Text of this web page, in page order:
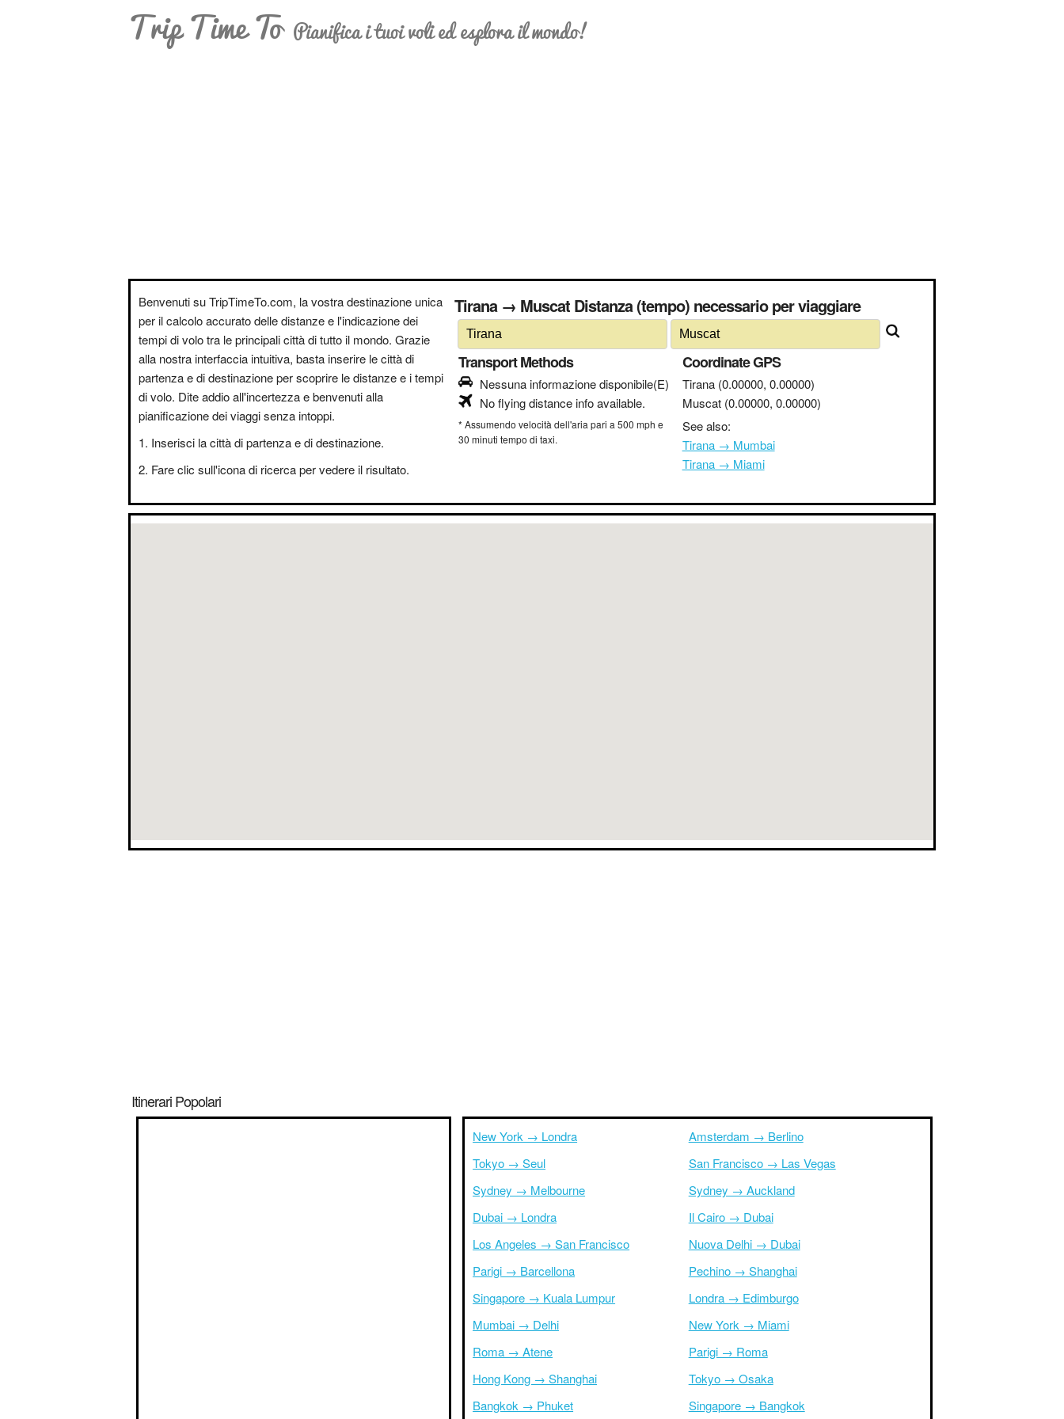
Trip Time To Pianifica i tuoi voli ed esplora il mondo!
Benvenuti su TripTimeTo.com, la vostra destinazione unica
per il calcolo accurato delle distanze e l'indicazione dei
tempi di volo tra le principali città di tutto il mondo. Grazie
alla nostra interfaccia intuitiva, basta inserire le città di
partenza e di destinazione per scoprire le distanze e i tempi
di volo. Dite addio all'incertezza e benvenuti alla
pianificazione dei viaggi senza intoppi.
Inserisci la città di partenza e di destinazione.
Fare clic sull'icona di ricerca per vedere il risultato.
Tirana → Muscat Distanza (tempo) necessario per viaggiare
Transport Methods
Nessuna informazione disponibile(E)
No flying distance info available.
* Assumendo velocità dell'aria pari a 500 mph e
30 minuti tempo di taxi.
Coordinate GPS
Tirana (0.00000, 0.00000)
Muscat (0.00000, 0.00000)
See also:
Tirana → Mumbai
Tirana → Miami
Itinerari Popolari
New York → Londra
Tokyo → Seul
Sydney → Melbourne
Dubai → Londra
Los Angeles → San Francisco
Parigi → Barcellona
Singapore → Kuala Lumpur
Mumbai → Delhi
Roma → Atene
Hong Kong → Shanghai
Bangkok → Phuket
Amsterdam → Berlino
San Francisco → Las Vegas
Sydney → Auckland
Il Cairo → Dubai
Nuova Delhi → Dubai
Pechino → Shanghai
Londra → Edimburgo
New York → Miami
Parigi → Roma
Tokyo → Osaka
Singapore → Bangkok